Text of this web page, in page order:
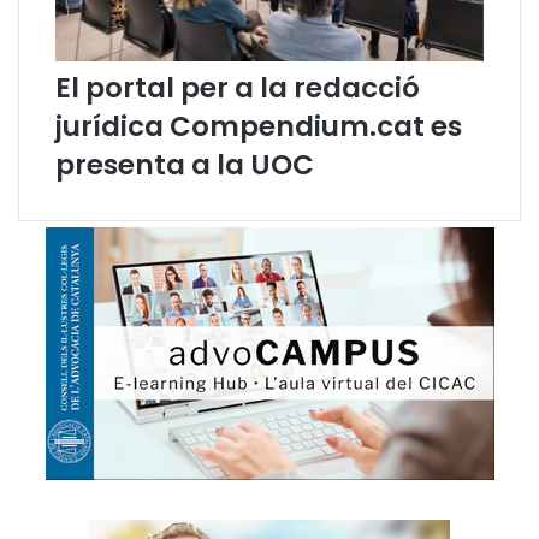
d
e
L
n
g
J
o
s
e
p
C
a
n
í
v
e
m
b
e
El portal per a la redacció
jurídica Compendium.cat es
presenta a la UOC